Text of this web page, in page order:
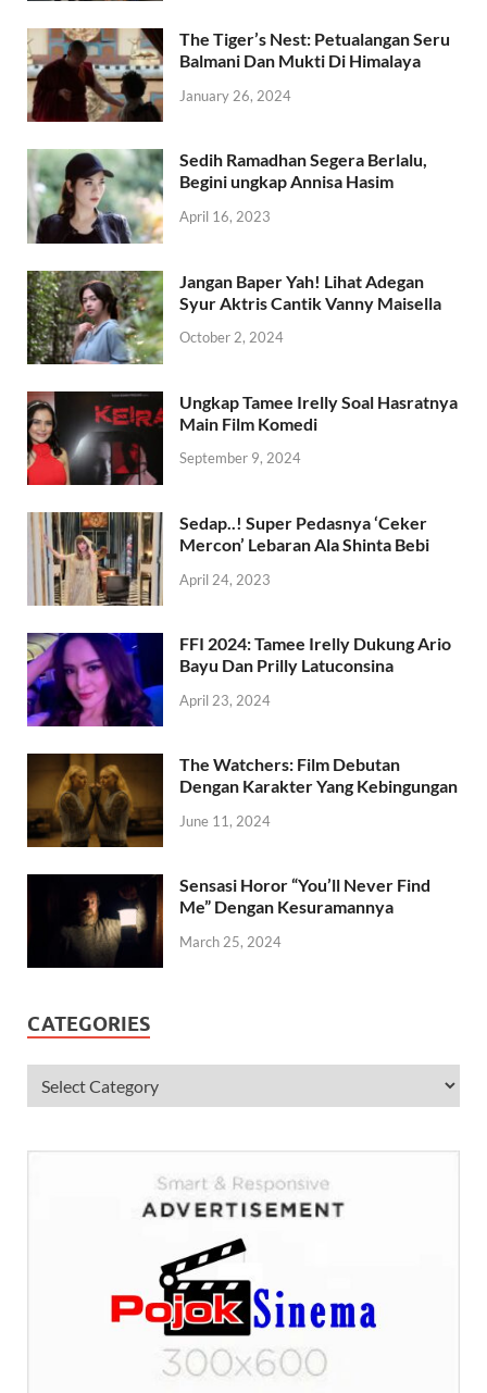
The Tiger’s Nest: Petualangan Seru
Balmani Dan Mukti Di Himalaya
January 26, 2024
Sedih Ramadhan Segera Berlalu,
Begini ungkap Annisa Hasim
April 16, 2023
Jangan Baper Yah! Lihat Adegan
Syur Aktris Cantik Vanny Maisella
October 2, 2024
Ungkap Tamee Irelly Soal Hasratnya
Main Film Komedi
September 9, 2024
Sedap..! Super Pedasnya ‘Ceker
Mercon’ Lebaran Ala Shinta Bebi
April 24, 2023
FFI 2024: Tamee Irelly Dukung Ario
Bayu Dan Prilly Latuconsina
April 23, 2024
The Watchers: Film Debutan
Dengan Karakter Yang Kebingungan
June 11, 2024
Sensasi Horor “You’ll Never Find
Me” Dengan Kesuramannya
March 25, 2024
CATEGORIES